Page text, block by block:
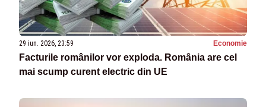
29 iun. 2026, 23:59 Economie
Facturile românilor vor exploda. România are cel
mai scump curent electric din UE